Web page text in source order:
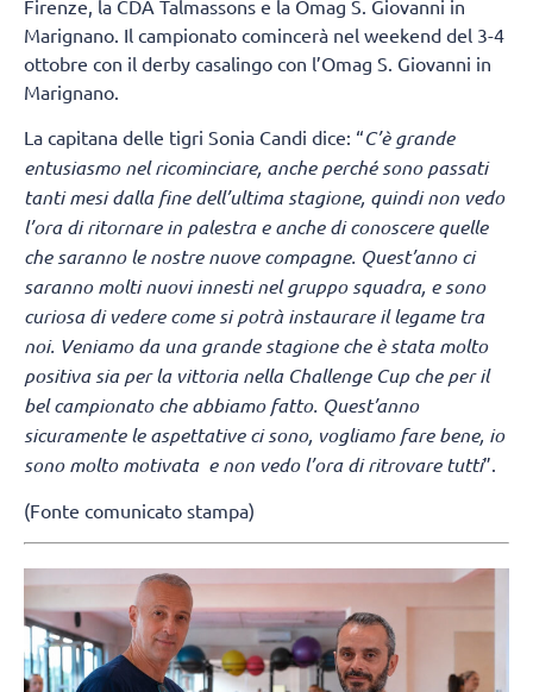
Firenze, la CDA Talmassons e la Omag S. Giovanni in
Marignano. Il campionato comincerà nel weekend del 3-4
ottobre con il derby casalingo con l’Omag S. Giovanni in
Marignano.
La capitana delle tigri Sonia Candi dice: “C’è grande
entusiasmo nel ricominciare, anche perché sono passati
tanti mesi dalla fine dell’ultima stagione, quindi non vedo
l’ora di ritornare in palestra e anche di conoscere quelle
che saranno le nostre nuove compagne. Quest’anno ci
saranno molti nuovi innesti nel gruppo squadra, e sono
curiosa di vedere come si potrà instaurare il legame tra
noi. Veniamo da una grande stagione che è stata molto
positiva sia per la vittoria nella Challenge Cup che per il
bel campionato che abbiamo fatto. Quest’anno
sicuramente le aspettative ci sono, vogliamo fare bene, io
sono molto motivata e non vedo l’ora di ritrovare tutti”.
(Fonte comunicato stampa)